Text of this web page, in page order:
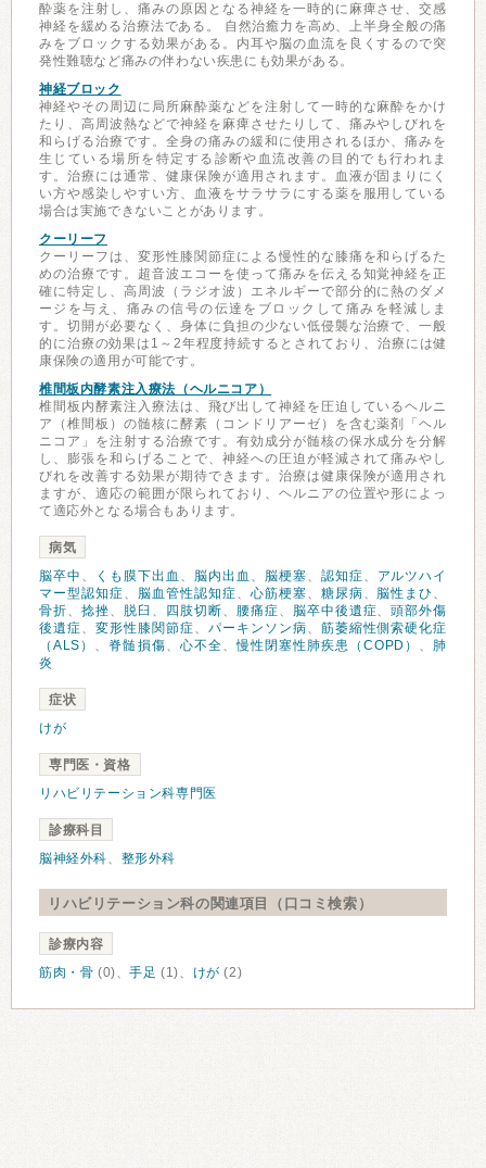
酔薬を注射し、痛みの原因となる神経を一時的に麻痺させ、交感
神経を緩める治療法である。 自然治癒力を高め、上半身全般の痛
みをブロックする効果がある。内耳や脳の血流を良くするので突
発性難聴など痛みの伴わない疾患にも効果がある。
神経ブロック
神経やその周辺に局所麻酔薬などを注射して一時的な麻酔をかけ
たり、高周波熱などで神経を麻痺させたりして、痛みやしびれを
和らげる治療です。全身の痛みの緩和に使用されるほか、痛みを
生じている場所を特定する診断や血流改善の目的でも行われま
す。治療には通常、健康保険が適用されます。血液が固まりにく
い方や感染しやすい方、血液をサラサラにする薬を服用している
場合は実施できないことがあります。
クーリーフ
クーリーフは、変形性膝関節症による慢性的な膝痛を和らげるた
めの治療です。超音波エコーを使って痛みを伝える知覚神経を正
確に特定し、高周波（ラジオ波）エネルギーで部分的に熱のダメ
ージを与え、痛みの信号の伝達をブロックして痛みを軽減しま
す。切開が必要なく、身体に負担の少ない低侵襲な治療で、一般
的に治療の効果は1～2年程度持続するとされており、治療には健
康保険の適用が可能です。
椎間板内酵素注入療法（ヘルニコア）
椎間板内酵素注入療法は、飛び出して神経を圧迫しているヘルニ
ア（椎間板）の髄核に酵素（コンドリアーゼ）を含む薬剤「ヘル
ニコア」を注射する治療です。有効成分が髄核の保水成分を分解
し、膨張を和らげることで、神経への圧迫が軽減されて痛みやし
びれを改善する効果が期待できます。治療は健康保険が適用され
ますが、適応の範囲が限られており、ヘルニアの位置や形によっ
て適応外となる場合もあります。
病気
脳卒中 、 くも膜下出血 、 脳内出血 、 脳梗塞、 認知症、
アルツハイ
マー型認知症、 脳血管性認知症、 心筋梗塞、 糖尿病、 脳性まひ 、
骨折、 捻挫、 脱臼 、 四肢切断、 腰痛症、 脳卒中後遺症、頭部外傷
後遺症、 変形性膝関節症、 パーキンソン病、 筋萎縮性側索硬化症
（ALS） 、 脊髄損傷、 心不全、慢性閉塞性肺疾患（COPD） 、 肺
炎
症状
けが
専門医・資格
リハビリテーション科専門医
診療科目
脳神経外科、 整形外科
リハビリテーション科の関連項目（口コミ検索）
診療内容
筋肉・骨 (0)、手足 (1)、 けが (2)